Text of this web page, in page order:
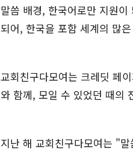
말씀 배경, 한국어로만 지원
되어, 한국을 포함 세계의 많
교회친구다모여는 크레딧 페
와 함께, 모일 수 있었던 때의
지난 해 교회친구다모여는 "